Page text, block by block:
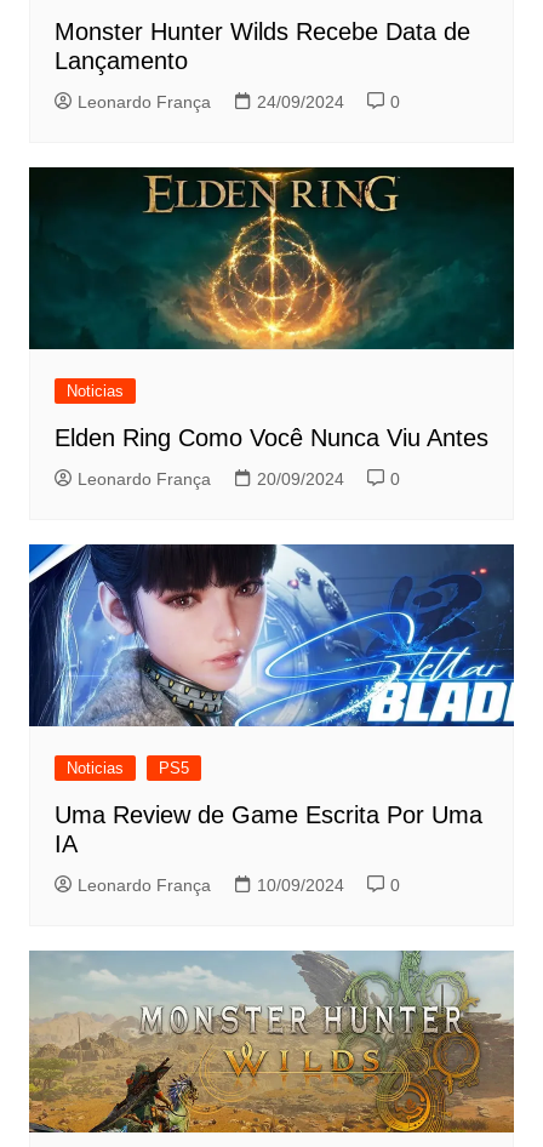
Monster Hunter Wilds Recebe Data de
Lançamento
Leonardo França 24/09/2024 0
Noticias
Elden Ring Como Você Nunca Viu Antes
Leonardo França 20/09/2024 0
Noticias PS5
Uma Review de Game Escrita Por Uma
IA
Leonardo França 10/09/2024 0